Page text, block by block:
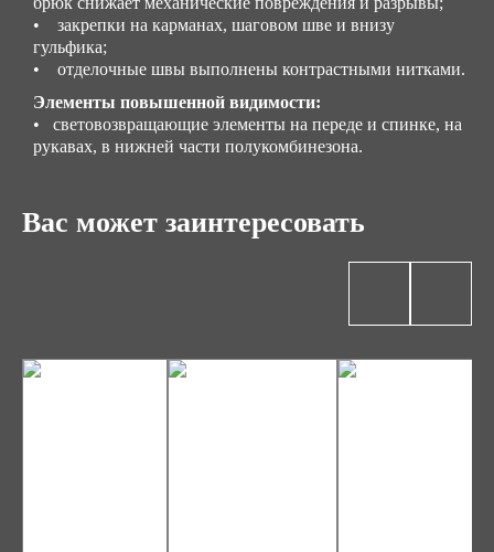
• закрепки на карманах, шаговом шве и внизу
гульфика;
• отделочные швы выполнены контрастными нитками.
Элементы повышенной видимости:
• световозвращающие элементы на переде и спинке, на
рукавах, в нижней части полукомбинезона.
Вас может заинтересовать